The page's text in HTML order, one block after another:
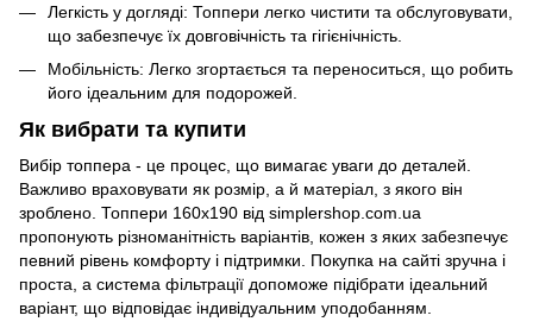
Легкість у догляді: Топпери легко чистити та обслуговувати,
що забезпечує їх довговічність та гігієнічність.
Мобільність: Легко згортається та переноситься, що робить
його ідеальним для подорожей.
Як вибрати та купити
Вибір топпера - це процес, що вимагає уваги до деталей.
Важливо враховувати як розмір, а й матеріал, з якого він
зроблено. Топпери 160х190 від simplershop.com.ua
пропонують різноманітність варіантів, кожен з яких забезпечує
певний рівень комфорту і підтримки. Покупка на сайті зручна і
проста, а система фільтрації допоможе підібрати ідеальний
варіант, що відповідає індивідуальним уподобанням.